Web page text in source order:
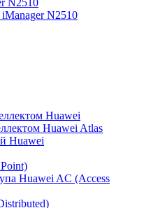
N2510
N2510
Huawei
Huawei Atlas
Huawei
Huawei AC (Access